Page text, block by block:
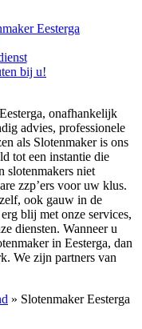
Eesterga
bij u!
onafhankelijk
advies, professionele
als Slotenmaker is ons
tot een instantie die
slotenmakers niet
zzp’ers voor uw klus.
ook gauw in de
blij met onze services,
diensten. Wanneer u
in Eesterga, dan
We zijn partners van
» Slotenmaker Eesterga